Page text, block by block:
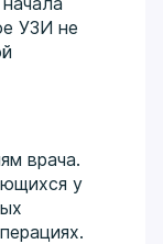
УЗИ не
врача.
у